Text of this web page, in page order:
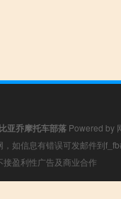
比亚乔摩托车部落 Powered by
如信息有错误可发邮件到
盈利性广告及商业合作